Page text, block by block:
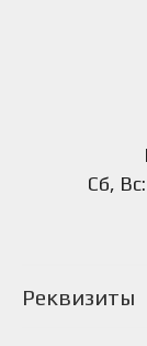
Сб,
Реквизиты